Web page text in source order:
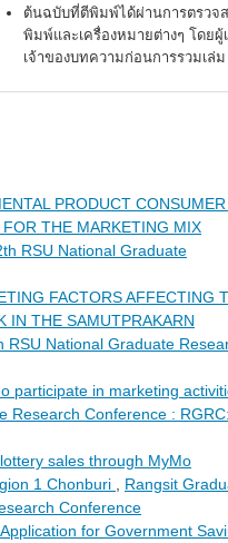
ต้นฉบับที่ตีพิมพ์ได้ผ่านการตรวจ
พิมพ์และเครื่องหมายต่างๆ โดยผู้
เจ้าของบทความก่อนการรวมเล่ม
PRODUCT CONSUMER
THE MARKETING MIX
RSU National Graduate
FACTORS AFFECTING
IN THE SAMUTPRAKARN
National Graduate
participate in marketing
Research Conference :
sales through MyMo
1 Chonburi
Rangsit
Conference
for Government